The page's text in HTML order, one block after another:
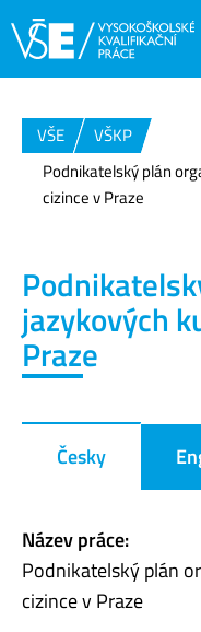
VŠE
VŠKP
Podnikatelský plán
cizince v Praze
jazykových
Praze
Česky
Název práce:
Podnikatelský plán
cizince v Praze